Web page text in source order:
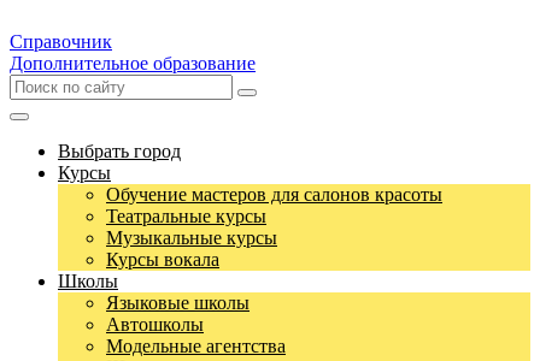
Справочник
Дополнительное образование
Выбрать город
Курсы
Обучение мастеров для салонов красоты
Театральные курсы
Музыкальные курсы
Курсы вокала
Школы
Языковые школы
Автошколы
Модельные агентства